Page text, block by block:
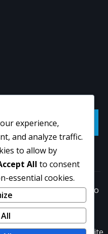
byWordPress|NewsExo
experience,
and analyze traffic.
to allow by
All to consent
essential cookies.